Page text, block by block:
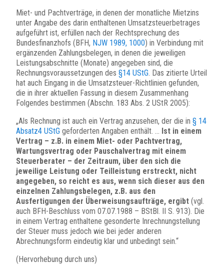
Miet- und Pachtverträge, in denen der monatliche Mietzins
unter Angabe des darin enthaltenen Umsatzsteuerbetrages
aufgeführt ist, erfüllen nach der Rechtsprechung des
Bundesfinanzhofs (BFH, NJW 1989, 1000) in Verbindung mit
ergänzenden Zahlungsbelegen, in denen die jeweiligen
Leistungsabschnitte (Monate) angegeben sind, die
Rechnungsvoraussetzungen des §14 UStG. Das zitierte Urteil
hat auch Eingang in die Umsatzsteuer-Richtlinien gefunden,
die in ihrer aktuellen Fassung in diesem Zusammenhang
Folgendes bestimmen (Abschn. 183 Abs. 2 UStR 2005):
„Als Rechnung ist auch ein Vertrag anzusehen, der die in § 14
Absatz4 UStG geforderten Angaben enthält. … Ist in einem
Vertrag – z.B. in einem Miet- oder Pachtvertrag,
Wartungsvertrag oder Pauschalvertrag mit einem
Steuerberater – der Zeitraum, über den sich die
jeweilige Leistung oder Teilleistung erstreckt, nicht
angegeben, so reicht es aus, wenn sich dieser aus den
einzelnen Zahlungsbelegen, z.B. aus den
Ausfertigungen der Überweisungsaufträge, ergibt (vgl.
auch BFH-Beschluss vom 07.07.1988 – BStBl. II S. 913). Die
in einem Vertrag enthaltene gesonderte Inrechnungstellung
der Steuer muss jedoch wie bei jeder anderen
Abrechnungsform eindeutig klar und unbedingt sein.“
(Hervorhebung durch uns)